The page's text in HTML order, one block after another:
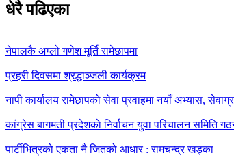
धेरै पढिएका
नेपालकै अग्लो गणेश मूर्ति रामेछापमा
प्रहरी दिवसमा श्रद्धाञ्जली कार्यक्रम
नापी कार्यालय रामेछापको सेवा प्रवाहमा नयाँ अभ्यास,
कांग्रेस बागमती प्रदेशकाे निर्वाचन युवा परिचालन समिति
पार्टीभित्रको एकता नै जितको आधार : रामचन्द्र खड्का